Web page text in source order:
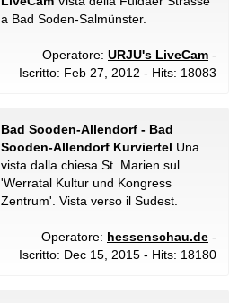
a Bad Soden-Salmünster.
Operatore: URJU's LiveCam -
Iscritto: Feb 27, 2012 - Hits: 18083
Bad Sooden-Allendorf - Bad
Sooden-Allendorf Kurviertel Una
vista dalla chiesa St. Marien sul
'Werratal Kultur und Kongress
Zentrum'. Vista verso il Sudest.
Operatore: hessenschau.de -
Iscritto: Dec 15, 2015 - Hits: 18180